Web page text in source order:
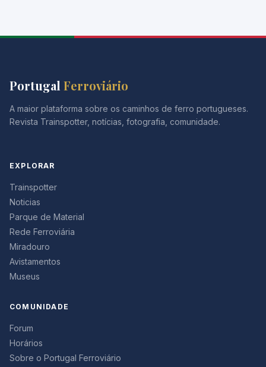
Portugal Ferroviário
A maior plataforma sobre os caminhos de ferro portugueses.
Revista Trainspotter, notícias, fotografia, comunidade.
EXPLORAR
Trainspotter
Noticias
Parque de Material
Rede Ferroviária
Miradouro
Avistamentos
Museus
COMUNIDADE
Forum
Horários
Sobre o Portugal Ferroviário